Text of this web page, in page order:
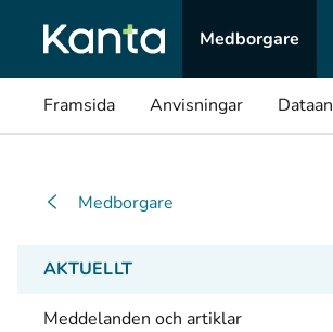
Medborgare
Framsida Anvisningar
Medborgare
AKTUELLT
Meddelanden och artiklar